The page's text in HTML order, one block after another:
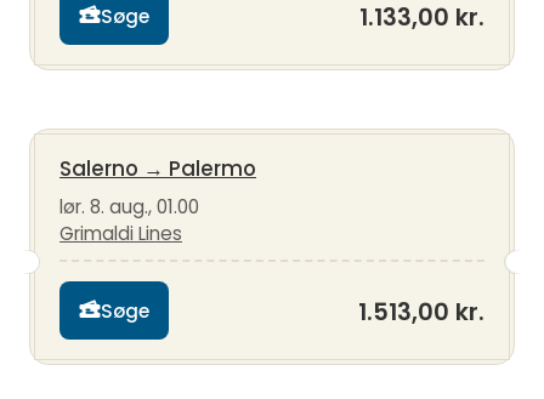
Søge 1.133,00 kr.
Salerno → Palermo
lør. 8. aug., 01.00
Grimaldi Lines
Søge 1.513,00 kr.